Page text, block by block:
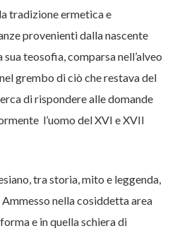
tradizione ermetica e
provenienti dalla nascente
teosofia, comparsa nell’alveo
grembo di ciò che restava del
di rispondere alle domande
l’uomo del XVI e XVII
tra storia, mito e leggenda,
nella cosiddetta area
e in quella schiera di